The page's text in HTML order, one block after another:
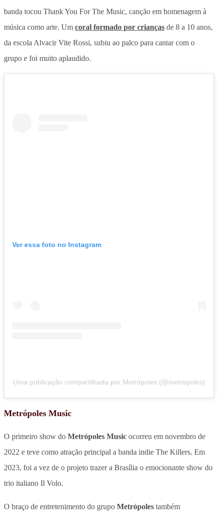
banda tocou Thank You For The Music, canção em homenagem à
música como arte. Um coral formado por crianças de 8 a 10 anos,
da escola Alvacir Vite Rossi, subiu ao palco para cantar com o
grupo e foi muito aplaudido.
Ver essa foto no Instagram
Uma publicação compartilhada por Metrópoles (@metropoles)
Metrópoles Music
O primeiro show do Metrópoles Music ocorreu em novembro de
2022 e teve como atração principal a banda indie The Killers. Em
2023, foi a vez de o projeto trazer a Brasília o emocionante show do
trio italiano Il Volo.
O braço de entretenimento do grupo Metrópoles também